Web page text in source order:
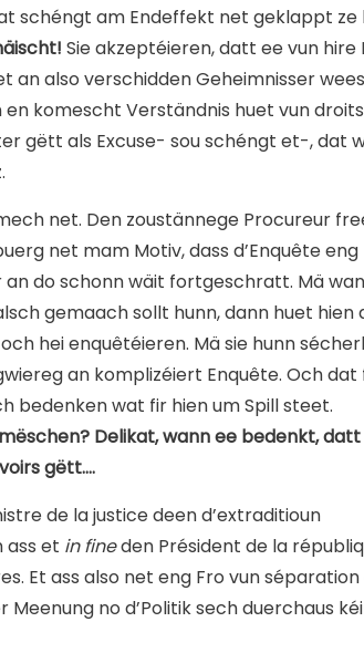
schéngt am Endeffekt net geklappt ze
Sie akzeptéieren, datt ee vun hire
an also verschidden Geheimnisser
en komescht Verständnis huet vun
gëtt als Excuse- sou schéngt et-, dat
net. Den zoustännege Procureur
net mam Motiv, dass d’Enquête eng
do schonn wäit fortgeschratt. Mä
gemaach sollt hunn, dann huet hien
hei enquêtéieren. Mä sie hunn
an komplizéiert Enquête. Och
bedenken wat fir hien um Spill steet.
Delikat, wann ee bedenkt,
gëtt….
de la justice deen d’extraditioun
ass et in fineden Président de la
Et ass also net eng Fro vun séparation
no d’Politik sech duerchaus